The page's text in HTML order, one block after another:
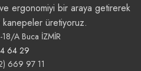
ergonomiyi bir araya getirerek
kanepeler üretiyoruz.
A Buca İZMİR
64 29
669 97 11